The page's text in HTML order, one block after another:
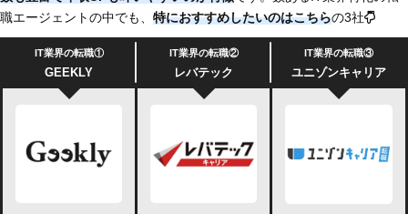
職エージェントの中でも、 特におすすめしたいのはこちらの3社
IT業界の転職①
GEEKLY
IT業界の転職②
レバテック
IT業界の転職③
ユニゾンキャリア